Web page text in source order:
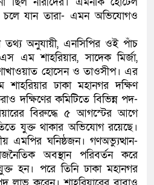
চলে যান তারা- এমন অভিযোগও
তথ্য অনুযায়ী, এনসিপির ওই পাঁচ
এম শাহরিয়ার, সাদেক মির্জা,
হোসেন ও তাওসীপ। এর
ঢাকা মহানগর দক্ষিণ
দক্ষিণের কমিটিতে বিভিন্ন পদ-
বিরুদ্ধে ৫ আগস্টের আগে
যুক্ত থাকার অভিযোগ রয়েছে।
এমপির ঘনিষ্ঠজন। গণঅভ্যুত্থান-
অবস্থান পরিবর্তন করে
হন। পরে তিনি ঢাকা মহানগর